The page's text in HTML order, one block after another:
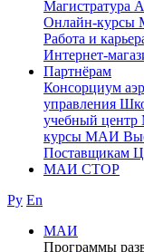
Магистратура
Онлайн-
Работа и
Интернет-
Партнёрам
Консорциум
управления
учебный
курсы МАИ
Поставщикам
МАИ СТОР
Ру En
МАИ
Программы